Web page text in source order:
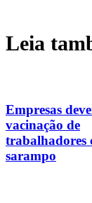
Leia
Empresas
vacinação de
trabalhadores
sarampo